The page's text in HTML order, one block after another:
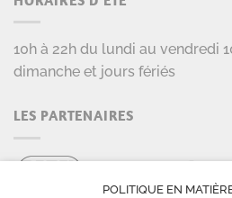
10h à 22h du lundi au vendredi
dimanche et jours fériés
LES PARTENAIRES
POLITIQUE EN